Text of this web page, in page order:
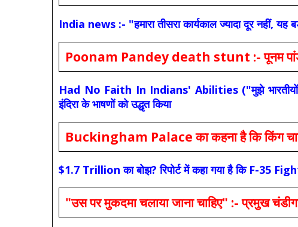
India news :- "हमारा तीसरा कार्यकाल ज्यादा दूर नहीं,
Poonam Pandey death stunt :- पूनम पांडे
Had No Faith In Indians' Abilities ("मुझे भारतीयों
इंदिरा के भाषणों को उद्धृत किया
Buckingham Palace का कहना है कि किंग
$1.7 Trillion का बोझ? रिपोर्ट में कहा गया है कि F-35
"उस पर मुकदमा चलाया जाना चाहिए" :- प्रमुख